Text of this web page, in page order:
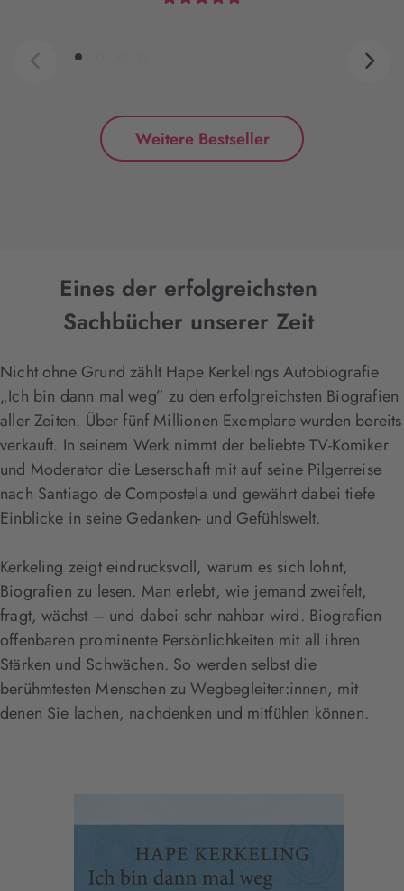
Weitere Bestseller
Eines der erfolgreichsten
Sachbücher unserer Zeit
Nicht ohne Grund zählt Hape Kerkelings Autobiografie
„Ich bin dann mal weg” zu den erfolgreichsten Biografien
aller Zeiten. Über fünf Millionen Exemplare wurden bereits
verkauft. In seinem Werk nimmt der beliebte TV-Komiker
und Moderator die Leserschaft mit auf seine Pilgerreise
nach Santiago de Compostela und gewährt dabei tiefe
Einblicke in seine Gedanken- und Gefühlswelt.
Kerkeling zeigt eindrucksvoll, warum es sich lohnt,
Biografien zu lesen. Man erlebt, wie jemand zweifelt,
fragt, wächst – und dabei sehr nahbar wird. Biografien
offenbaren prominente Persönlichkeiten mit all ihren
Stärken und Schwächen. So werden selbst die
berühmtesten Menschen zu Wegbegleiter:innen, mit
denen Sie lachen, nachdenken und mitfühlen können.